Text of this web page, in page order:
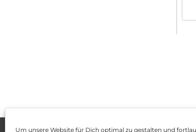
Um unsere Website für Dich optimal zu gestalten und